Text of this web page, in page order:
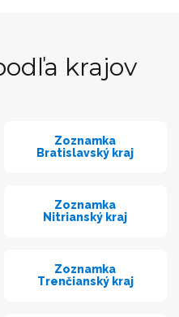
krajov
Zoznamka
Bratislavský kraj
Zoznamka
Nitrianský kraj
Zoznamka
Trenčianský kraj